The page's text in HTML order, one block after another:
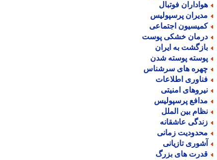
فوتبال
پرسپولیس
اجتماعی
خشکی پوست
به ایران
پوسته شدن
های سرشناس
اطلاعات
امنیتی
پرسپولیس
بین الملل
عاشقانه
زمانی
تازیانی
های بزرگ